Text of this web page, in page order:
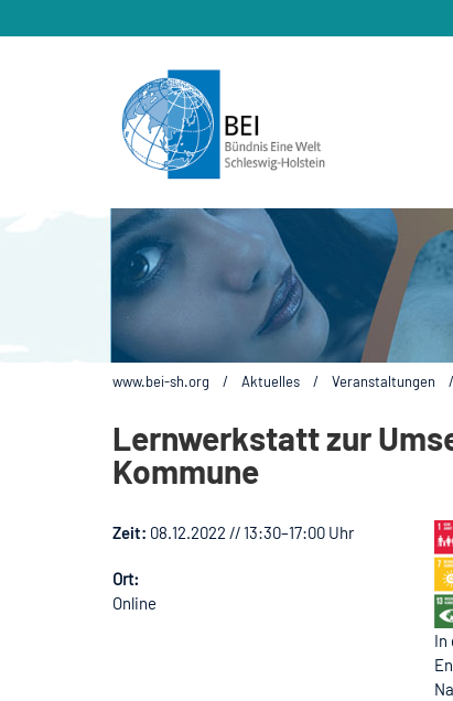
www.bei-sh.org / Aktuelles / Veranstaltungen /
Lernwerkstatt zur
Kommune
Zeit: 08.12.2022 // 13:30–17:00 Uhr
Ort:
Online
In